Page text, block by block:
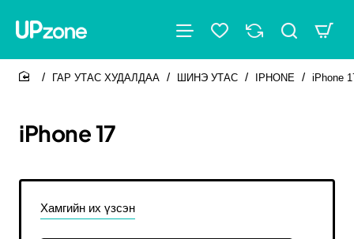
iPhone 17
ГАР УТАС ХУДАЛДАА ШИНЭ УТАС IPHONE iPhone
Хамгийн их үзсэн